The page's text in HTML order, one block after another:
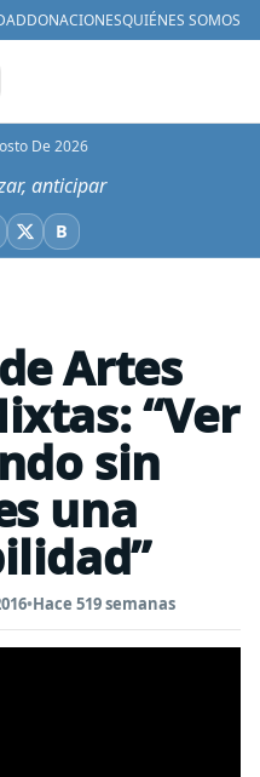
DONACIONESQUIÉNES SOMOS
De 2026
anticipar
X BBluesky
Artes
“Ver
sin
una
•Hace 519 semanas